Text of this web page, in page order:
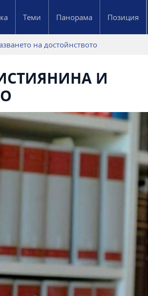
Теми Панорама Позиция
на достойнството
И